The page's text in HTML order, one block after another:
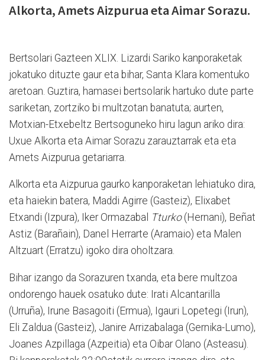
Alkorta, Amets Aizpurua eta Aimar Sorazu.
Bertsolari Gazteen XLIX. Lizardi Sariko kanporaketak
jokatuko dituzte gaur eta bihar, Santa Klara komentuko
aretoan. Guztira, hamasei bertsolarik hartuko dute parte
sariketan, zortziko bi multzotan banatuta; aurten,
Motxian-Etxebeltz Bertsoguneko hiru lagun ariko dira:
Uxue Alkorta eta Aimar Sorazu zarauztarrak eta eta
Amets Aizpurua getariarra.
Alkorta eta Aizpurua gaurko kanporaketan lehiatuko dira,
eta haiekin batera, Maddi Agirre (Gasteiz), Elixabet
Etxandi (Izpura), Iker Ormazabal Tturko(Hernani), Beñat
Astiz (Barañain), Danel Herrarte (Aramaio) eta Malen
Altzuart (Erratzu) igoko dira oholtzara.
Bihar izango da Sorazuren txanda, eta bere multzoa
ondorengo hauek osatuko dute: Irati Alcantarilla
(Urruña), Irune Basagoiti (Ermua), Igauri Lopetegi (Irun),
Eli Zaldua (Gasteiz), Janire Arrizabalaga (Gernika-Lumo),
Joanes Azpillaga (Azpeitia) eta Oibar Olano (Asteasu).